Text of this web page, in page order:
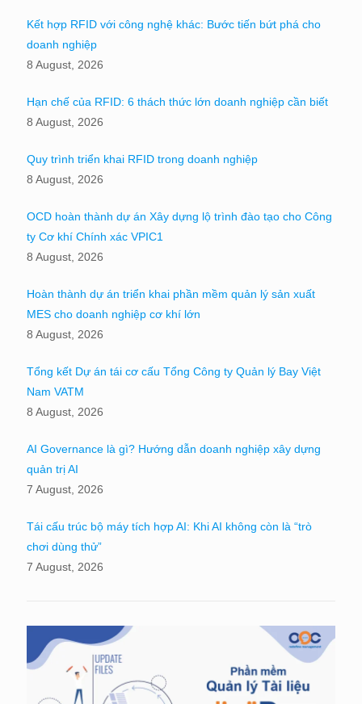
Kết hợp RFID với công nghệ khác: Bước tiến bứt phá cho
doanh nghiệp
8 August, 2026
Hạn chế của RFID: 6 thách thức lớn doanh nghiệp cần biết
8 August, 2026
Quy trình triển khai RFID trong doanh nghiệp
8 August, 2026
OCD hoàn thành dự án Xây dựng lộ trình đào tạo cho Công
ty Cơ khí Chính xác VPIC1
8 August, 2026
Hoàn thành dự án triển khai phần mềm quản lý sản xuất
MES cho doanh nghiệp cơ khí lớn
8 August, 2026
Tổng kết Dự án tái cơ cấu Tổng Công ty Quản lý Bay Việt
Nam VATM
8 August, 2026
AI Governance là gì? Hướng dẫn doanh nghiệp xây dựng
quản trị AI
7 August, 2026
Tái cấu trúc bộ máy tích hợp AI: Khi AI không còn là “trò
chơi dùng thử”
7 August, 2026